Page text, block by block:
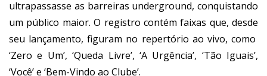
ultrapassasse as barreiras underground, conquistando
um público maior. O registro contém faixas que, desde
seu lançamento, figuram no repertório ao vivo, como
‘Zero e Um’, ‘Queda Livre’, ‘A Urgência’, ‘Tão Iguais’,
‘Você’ e ‘Bem-Vindo ao Clube’.